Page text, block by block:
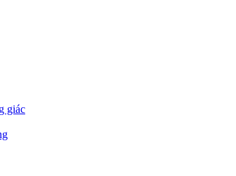
giác